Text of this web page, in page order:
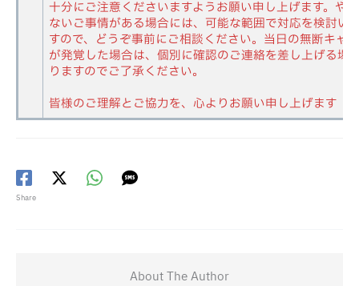
十分にご注意くださいますようお願い申し上げます。や
ないご事情がある場合には、可能な範囲で対応を検討い
すので、どうぞ事前にご相談ください。当日の無断キャ
が発覚した場合は、個別に確認のご連絡を差し上げる場
りますのでご了承ください。
皆様のご理解とご協力を、心よりお願い申し上げます
Share
About The Author